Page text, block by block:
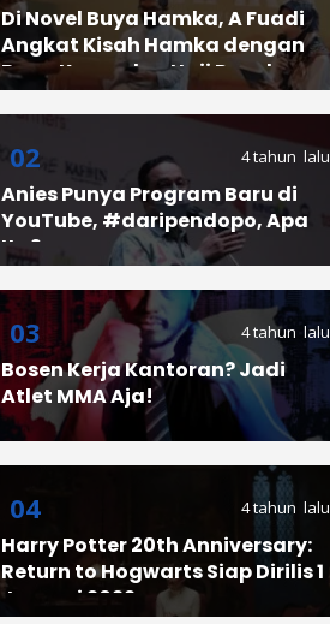
Di Novel Buya Hamka, A Fuadi
Angkat Kisah Hamka dengan
Bung Karno dan Haji Rasul
02 4 tahun lalu
Anies Punya Program Baru di
YouTube, #daripendopo, Apa
Itu?
03 4 tahun lalu
Bosen Kerja Kantoran? Jadi
Atlet MMA Aja!
04 4 tahun lalu
Harry Potter 20th Anniversary:
Return to Hogwarts Siap Dirilis 1
Januari 2022